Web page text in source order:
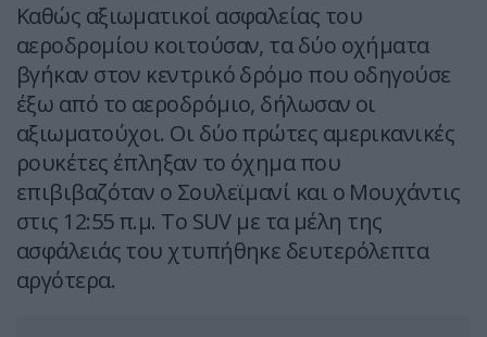
Καθώς αξιωματικοί ασφαλείας του
αεροδρομίου κοιτούσαν, τα δύο οχήματα
βγήκαν στον κεντρικό δρόμο που οδηγούσε
έξω από το αεροδρόμιο, δήλωσαν οι
αξιωματούχοι. Οι δύο πρώτες αμερικανικές
ρουκέτες έπληξαν το όχημα που
επιβιβαζόταν ο Σουλεϊμανί και ο Μουχάντις
στις 12:55 π.μ. Το SUV με τα μέλη της
ασφάλειάς του χτυπήθηκε δευτερόλεπτα
αργότερα.